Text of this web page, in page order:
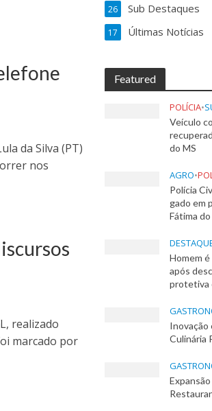
da Silva (PT)
nos
realizado
marcado por
Sub Destaques
26
Últimas Notícias
17
Featured
POLÍCIA•
Veículo
do MS
AGRO•
Polícia
gado em
Fátima do
Homem
após
protetiva
Inovação
Culinária